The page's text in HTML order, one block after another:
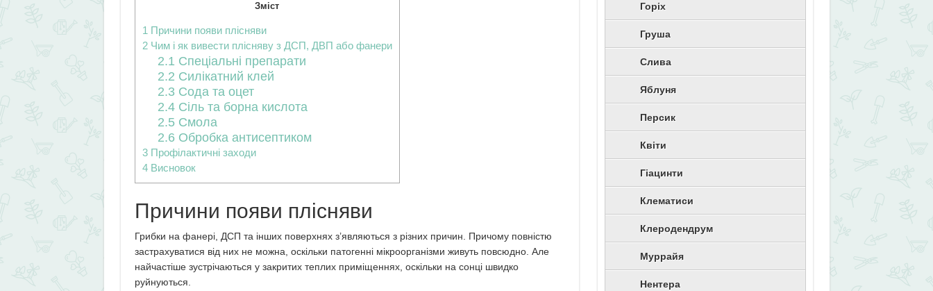
Зміст
1 Причини появи плісняви
2Чим і як вивести плісняву з ДСП, ДВП або фанери
2.1 Спеціальні препарати
2.2 Силікатний клей
2.3 Сода та оцет
2.4 Сіль та борна кислота
2.5 Смола
2.6 Обробка антисептиком
3Профілактичні заходи
4Висновок
Причини появи плісняви
Грибки на фанері, ДСП та інших поверхнях з’являються з різних причин. Причому повністю
застрахуватися від них не можна, оскільки патогенні мікроорганізми живуть повсюдно. Але
найчастіше зустрічаються у закритих теплих приміщеннях, оскільки на сонці швидко
руйнуються.
Горіх
Груша
Слива
Яблуня
Персик
Квіти
Гіацинти
Клематиси
Клеродендрум
Муррайя
Нентера